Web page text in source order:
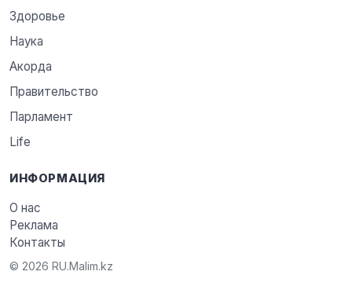
Здоровье
Наука
Акорда
Правительство
Парламент
Life
ИНФОРМАЦИЯ
О нас
Реклама
Контакты
© 2026 RU.Malim.kz